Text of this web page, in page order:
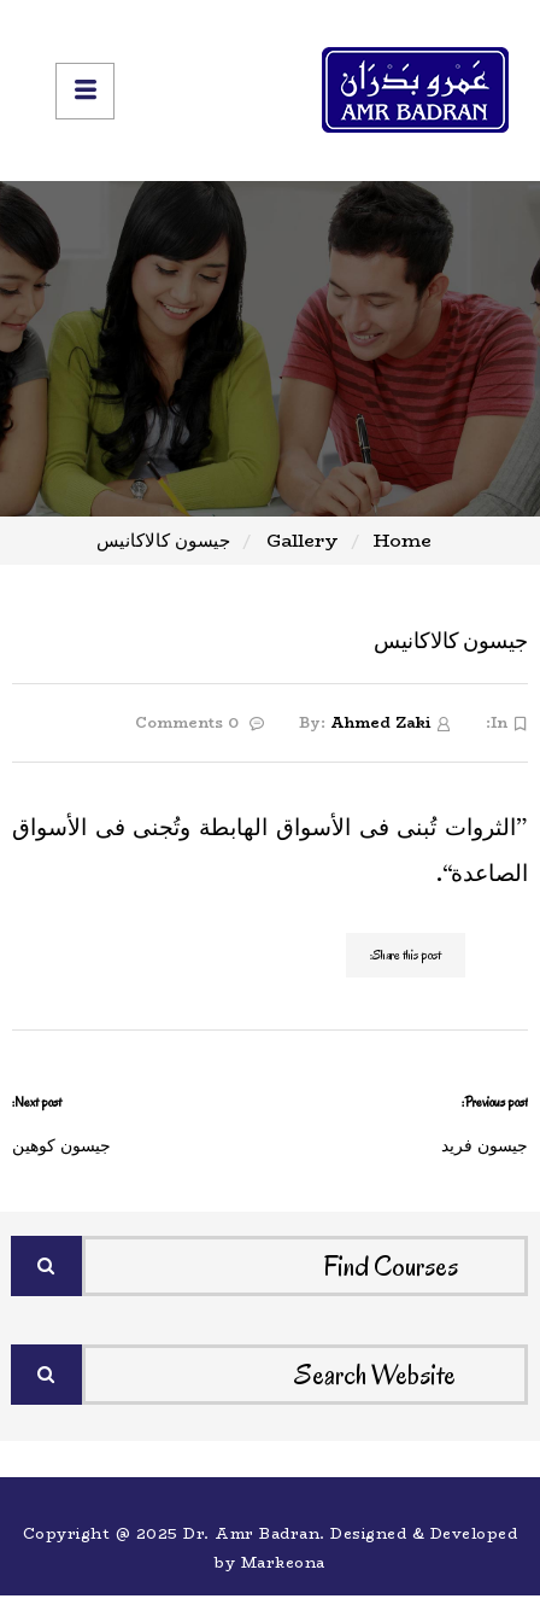
Home
Gallery جيسون كالاكانيس
جيسون كالاكانيس
In:
By: Ahmed Zaki
”الثروات تُبنى فى الأسواق الهابطة وتُجنى فى الأسواق
الصاعدة“.
Share this post:
Previous post:
جيسون فريد
Next post:
جيسون كوهين
Copyright @ 2025 Dr. Amr Badran. Designed & Developed
by Markeona